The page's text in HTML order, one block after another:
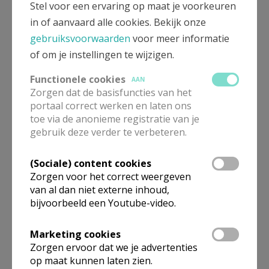
//edithe.eylenbosch@skynet.be">E-mail
DOMEINBEGELEIDER COMMUNICATIE
Nijverseelstraat 50
1745 Opwijk
E-mail
Gepubliceerd door
Pastorale Zone Effata - Opwijk
Stel voor een ervaring op maat je voorkeuren
in of aanvaard alle cookies. Bekijk onze
gebruiksvoorwaarden voor meer informatie
of om je instellingen te wijzigen.
Functionele cookies
AAN
Zorgen dat de basisfuncties van het
portaal correct werken en laten ons
toe via de anonieme registratie van je
gebruik deze verder te verbeteren.
(Sociale) content cookies
Zorgen voor het correct weergeven
van al dan niet externe inhoud,
bijvoorbeeld een Youtube-video.
Marketing cookies
Zorgen ervoor dat we je advertenties
op maat kunnen laten zien.